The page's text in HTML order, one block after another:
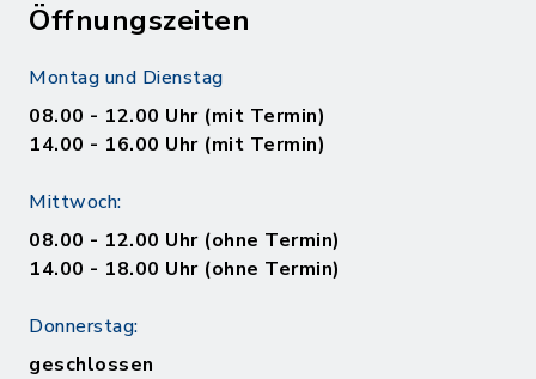
Öffnungszeiten
Montag und Dienstag
08.00 - 12.00 Uhr (mit Termin)
14.00 - 16.00 Uhr (mit Termin)
Mittwoch:
08.00 - 12.00 Uhr (ohne Termin)
14.00 - 18.00 Uhr (ohne Termin)
Donnerstag:
geschlossen